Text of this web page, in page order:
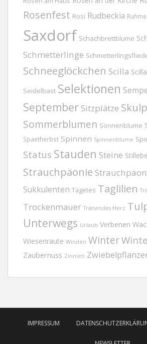
Rosenfest Rosi Rudbeckia
Saxdorf Schachbrettblume
Schmetterlinge
Schneeglöckchen Scilla
Seidelbast Selektionen
September Sitzplätze
Sommerblumen Sonnenblume
Spaetherbst Spinnen Spinnenblume
Status Stauden Steine
Strauchpäonie
Sukkulenten Tagetes Taglilien
Trockenmauer Tränendes Herz
Unterwegs Urlaub Verbenen
Wiesenraute Winden Winter
Zaubernuss Zinnien
IMPRESSUM